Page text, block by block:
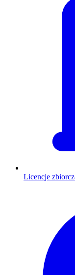
Licencje